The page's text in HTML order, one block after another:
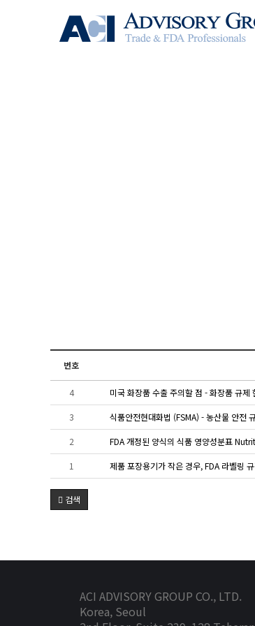
번호
4 미국 화장품 수출 주의할 점 - 화장품 규제
3 식품안전현대화법 (FSMA) - 농산물 안
2 FDA 개정된 양식의 식품 영양성분표
1 제품 포장용기가 작은 경우, FDA 라벨링
검색
ACI ADVISORY GROUP CO., LTD.
Korea, Seoul